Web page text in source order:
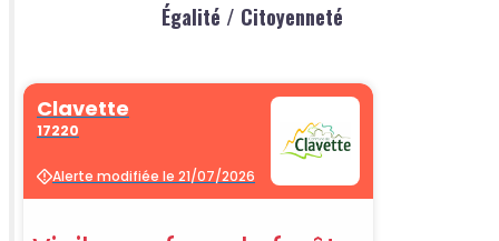
Égalité / Citoyenneté